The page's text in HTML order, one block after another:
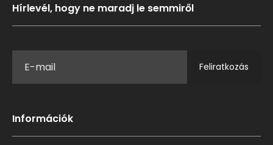
Hírlevél, hogy ne maradj le semmiről
Feliratkozás
Információk